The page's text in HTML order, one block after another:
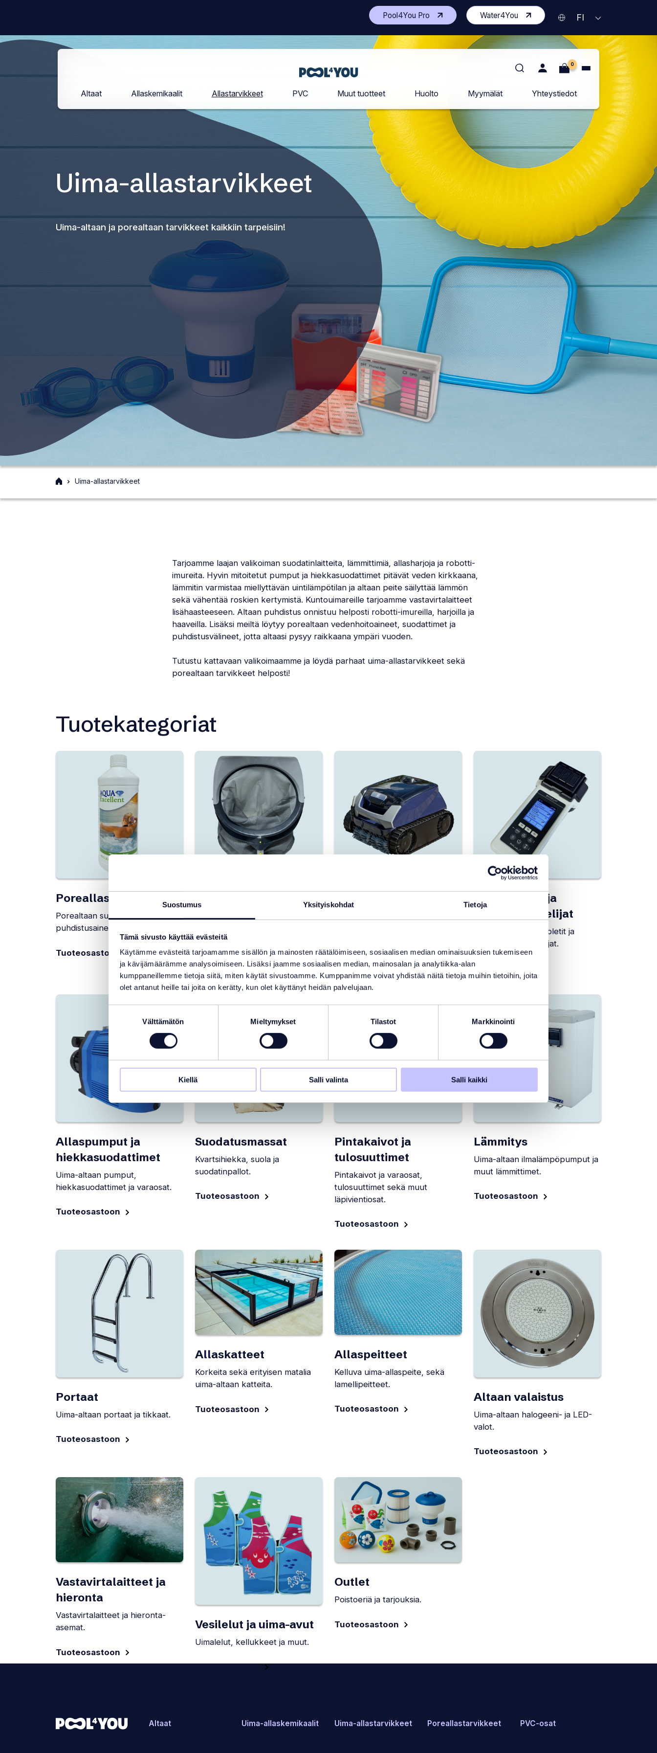
Suostumus Yksityiskohdat Tietoja
Tämä sivusto käyttää evästeitä
Käytämme evästeitä tarjoamamme sisällön ja mainosten räätälöimiseen, sosiaalisen median ominaisuuksien tukemiseen
ja kävijämäärämme analysoimiseen. Lisäksi jaamme sosiaalisen median, mainosalan ja analytiikka-alan
kumppaneillemme tietoja siitä, miten käytät sivustoamme. Kumppanimme voivat yhdistää näitä tietoja muihin tietoihin, joita
olet antanut heille tai joita on kerätty, kun olet käyttänyt heidän palvelujaan.
Välttämätön Mieltymykset Tilastot Markkinointi
Kiellä Salli valinta Salli kaikki
Pool4You Pro (Avaa
toisen
sivuston
uudelle
Water4You(Avaa
toisen
sivuston
uudelle
Nykyinen
Suomi
AVAA
FI
Etusivu
0
Altaat Allaskemikaalit Allastarvikkeet PVC Muut tuotteet Huolto Myymälät Yhteystiedot
Uima-allastarvikkeet
Uima-altaan ja porealtaan tarvikkeet kaikkiin tarpeisiin!
EtusivuUima-allastarvikkeet
Tarjoamme laajan valikoiman suodatinlaitteita, lämmittimiä, allasharjoja ja robotti-
imureita. Hyvin mitoitetut pumput ja hiekkasuodattimet pitävät veden kirkkaana,
lämmitin varmistaa miellyttävän uintilämpötilan ja altaan peite säilyttää lämmön
sekä vähentää roskien kertymistä. Kuntouimareille tarjoamme vastavirtalaitteet
lisähaasteeseen. Altaan puhdistus onnistuu helposti robotti-imureilla, harjoilla ja
haaveilla. Lisäksi meiltä löytyy porealtaan vedenhoitoaineet, suodattimet ja
puhdistusvälineet, jotta altaasi pysyy raikkaana ympäri vuoden.
Tutustu kattavaan valikoimaamme ja löydä parhaat uima-allastarvikkeet sekä
porealtaan tarvikkeet helposti!
Tuotekategoriat
Poreallastarvikkeet
Porealtaan suodattimet ja
puhdistusaineet.
Tuoteosastoon
Haavit, harjat, teleskooppivarret
Tuoteosastoon
Allasimurit
Tuoteosastoon
Allasmittarit ja
klooriannostelijat
Allasmittarit, testitabletit ja
automaattiannostelijat.
Tuoteosastoon
Allaspumput ja
hiekkasuodattimet
Uima-altaan pumput,
hiekkasuodattimet ja varaosat.
Tuoteosastoon
Suodatusmassat
Kvartsihiekka, suola ja
suodatinpallot.
Tuoteosastoon
Pintakaivot ja
tulosuuttimet
Pintakaivot ja varaosat,
tulosuuttimet sekä muut
läpivientiosat.
Tuoteosastoon
Lämmitys
Uima-altaan ilmalämpöpumput ja
muut lämmittimet.
Tuoteosastoon
Portaat
Uima-altaan portaat ja tikkaat.
Tuoteosastoon
Allaskatteet
Korkeita sekä erityisen matalia
uima-altaan katteita.
Tuoteosastoon
Allaspeitteet
Kelluva uima-allaspeite, sekä
lamellipeitteet.
Tuoteosastoon
Altaan valaistus
Uima-altaan halogeeni- ja LED-
valot.
Tuoteosastoon
Vastavirtalaitteet ja
hieronta
Vastavirtalaitteet ja hieronta-
asemat.
Tuoteosastoon
Vesilelut ja uima-avut
Uimalelut, kellukkeet ja muut.
Tuoteosastoon
Outlet
Poistoeriä ja tarjouksia.
Tuoteosastoon
Altaat Uima-allaskemikaalit Uima-allastarvikkeet Poreallastarvikkeet PVC-osat